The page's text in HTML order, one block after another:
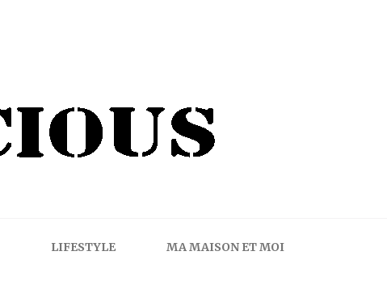
LIFESTYLE MA MAISON ET MOI